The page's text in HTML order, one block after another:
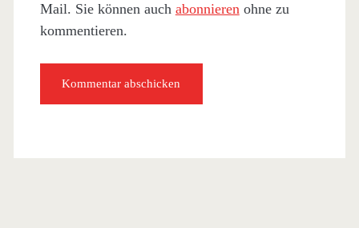
Mail. Sie können auch abonnierenohne zu
kommentieren.